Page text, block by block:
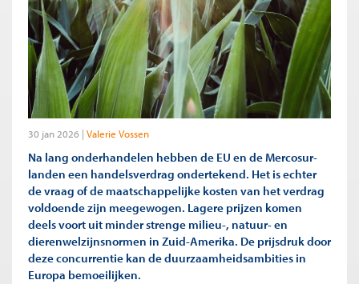
30 jan 2026 Valerie Vossen
Na lang onderhandelen hebben de EU en de Mercosur-
landen een handelsverdrag ondertekend. Het is echter
de vraag of de maatschappelijke kosten van het verdrag
voldoende zijn meegewogen. Lagere prijzen komen
deels voort uit minder strenge milieu-, natuur- en
dierenwelzijnsnormen in Zuid-Amerika. De prijsdruk door
deze concurrentie kan de duurzaamheidsambities in
Europa bemoeilijken.